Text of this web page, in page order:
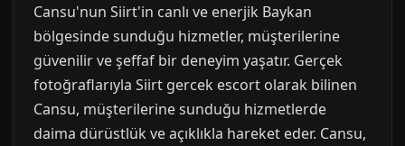
Cansu'nun Siirt'in canlı ve enerjik Baykan
bölgesinde sunduğu hizmetler, müşterilerine
güvenilir ve şeffaf bir deneyim yaşatır. Gerçek
fotoğraflarıyla Siirt gercek escort olarak bilinen
Cansu, müşterilerine sunduğu hizmetlerde
daima dürüstlük ve açıklıkla hareket eder. Cansu,